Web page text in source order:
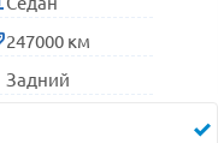
247000 км
Задний